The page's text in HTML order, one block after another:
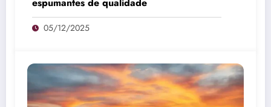
05/12/2025